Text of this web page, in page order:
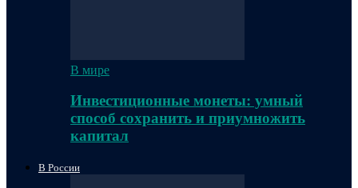
В мире
Инвестиционные монеты: умный
способ сохранить и приумножить
капитал
В России